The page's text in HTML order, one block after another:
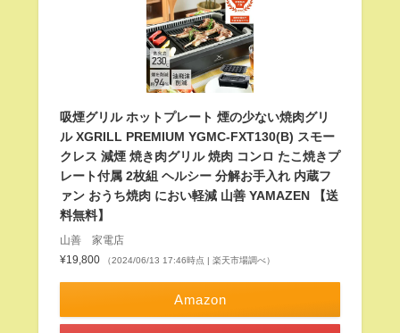
吸煙グリル ホットプレート 煙の少ない焼肉グリ
ル XGRILL PREMIUM YGMC-FXT130(B) スモー
クレス 減煙 焼き肉グリル 焼肉 コンロ たこ焼きプ
レート付属 2枚組 ヘルシー 分解お手入れ 内蔵フ
ァン おうち焼肉 におい軽減 山善 YAMAZEN 【送
料無料】
山善 家電店
¥19,800
（2024/06/13 17:46時点 | 楽天市場調べ）
Amazon